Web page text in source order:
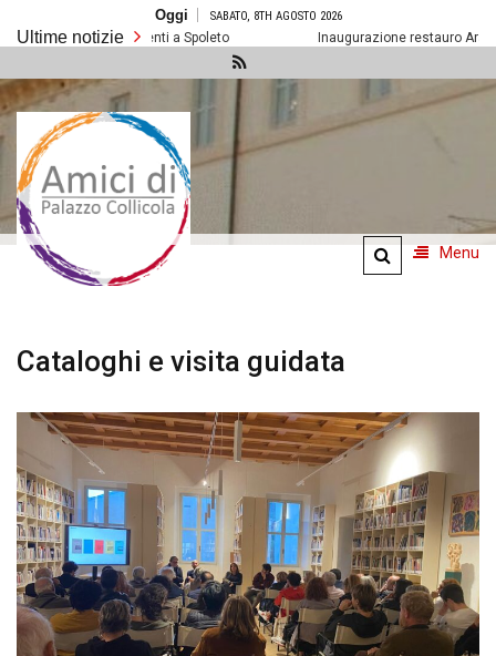
contenuto
Oggi SABATO, 8TH AGOSTO 2026
Ultime notizie
Prossimi eventi a Spoleto Inaugurazione restauro Arazzo
Amici di
Palazzo
Collicola
Menu
Cataloghi e visita guidata